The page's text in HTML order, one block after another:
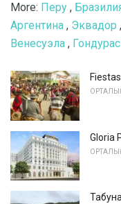
More: Перу ,
Аргентина , Эквадор ,
Венесуэла , Гондурас
Gloria